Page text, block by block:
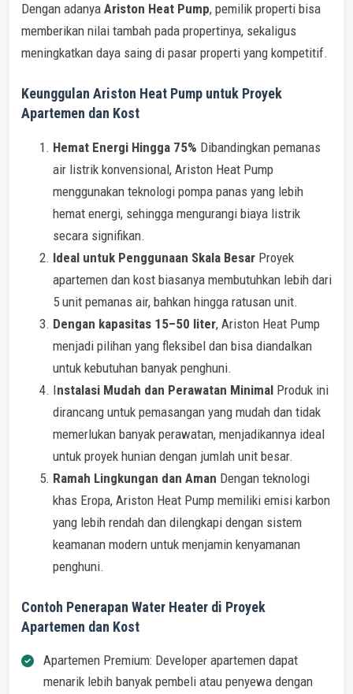
Dengan adanya Ariston Heat Pump, pemilik properti bisa
memberikan nilai tambah pada propertinya, sekaligus
meningkatkan daya saing di pasar properti yang kompetitif.
Keunggulan Ariston Heat Pump untuk Proyek
Apartemen dan Kost
Hemat Energi Hingga 75% Dibandingkan pemanas
air listrik konvensional, Ariston Heat Pump
menggunakan teknologi pompa panas yang lebih
hemat energi, sehingga mengurangi biaya listrik
secara signifikan.
Ideal untuk Penggunaan Skala Besar Proyek
apartemen dan kost biasanya membutuhkan lebih dari
5 unit pemanas air, bahkan hingga ratusan unit.
Dengan kapasitas 15–50 liter, Ariston Heat Pump
menjadi pilihan yang fleksibel dan bisa diandalkan
untuk kebutuhan banyak penghuni.
Instalasi Mudah dan Perawatan Minimal Produk ini
dirancang untuk pemasangan yang mudah dan tidak
memerlukan banyak perawatan, menjadikannya ideal
untuk proyek hunian dengan jumlah unit besar.
Ramah Lingkungan dan Aman Dengan teknologi
khas Eropa, Ariston Heat Pump memiliki emisi karbon
yang lebih rendah dan dilengkapi dengan sistem
keamanan modern untuk menjamin kenyamanan
penghuni.
Contoh Penerapan Water Heater di Proyek
Apartemen dan Kost
Apartemen Premium: Developer apartemen dapat
menarik lebih banyak pembeli atau penyewa dengan